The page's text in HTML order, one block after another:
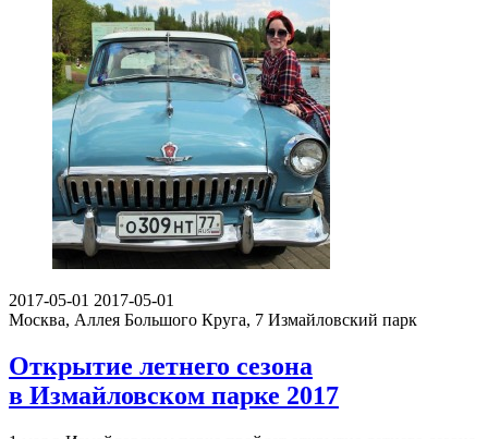
2017-05-01 2017-05-01
Москва, Аллея Большого Круга, 7 Измайловский парк
Открытие летнего сезона
в Измайловском парке 2017